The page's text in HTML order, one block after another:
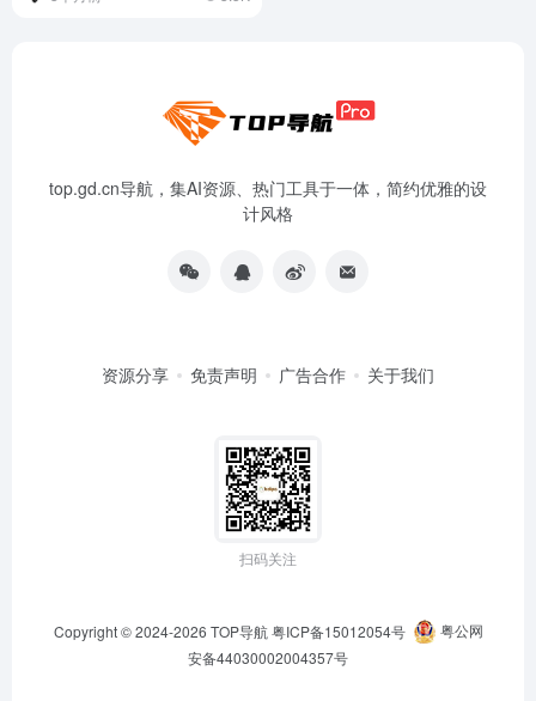
top.gd.cn导航，集AI资源、热门工具于一体，简约优雅的设
计风格
资源分享 免责声明 广告合作 关于我们
扫码关注
Copyright © 2024-2026 TOP导航 粤ICP备15012054号
粤公网
安备44030002004357号